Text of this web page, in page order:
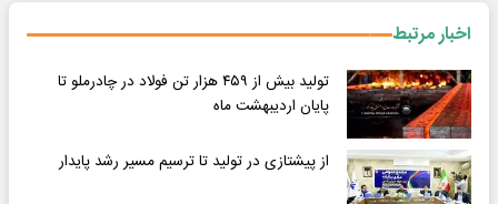
اخبار مرتبط
تولید بیش از ۴۵۹ هزار تن فولاد در چادرملو تا
پایان اردیبهشت ماه
از پیشتازی در تولید تا ترسیم مسیر رشد پایدار